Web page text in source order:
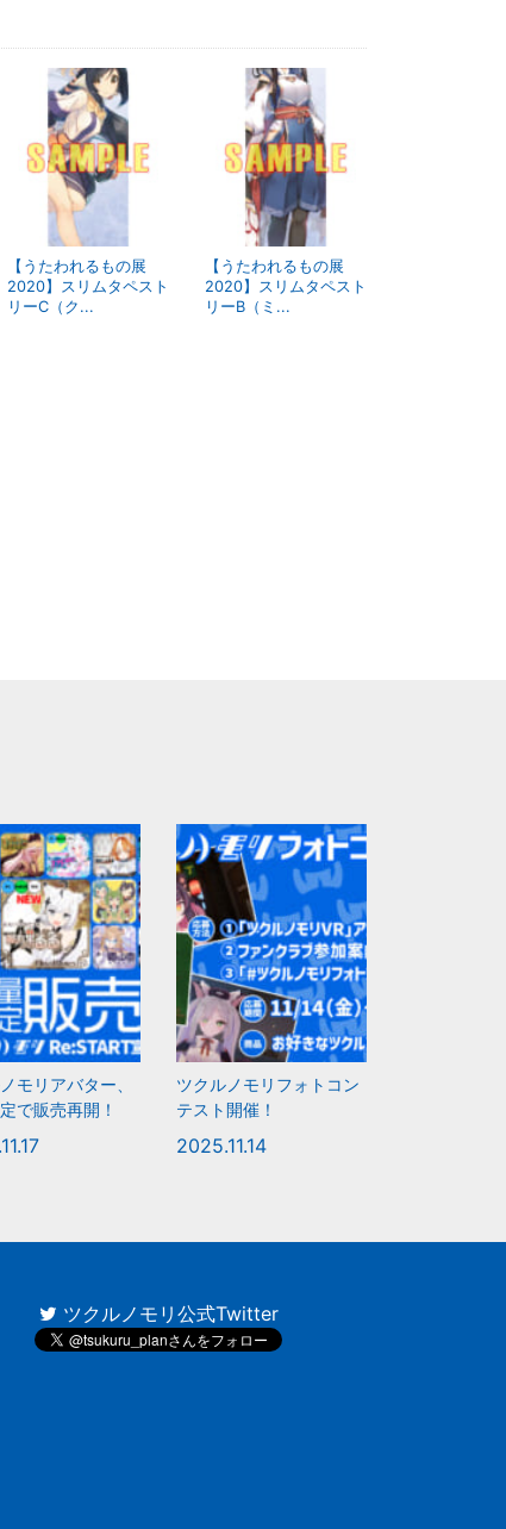
【うたわれるもの展
2020】スリムタペスト
リーC（ク...
【うたわれるもの展
2020】スリムタペスト
リーB（ミ...
モリアバター、
で販売再開！
ツクルノモリフォトコン
テスト開催！
2025.11.14
ツクルノモリ公式Twitter